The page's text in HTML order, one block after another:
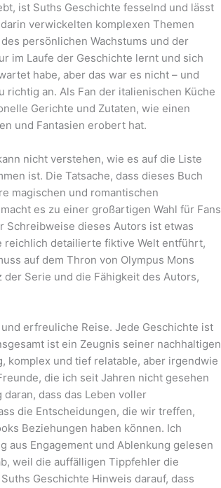
ist Suths Geschichte fesselnd und lässt
verwickelten komplexen Themen
persönlichen Wachstums und der
im Laufe der Geschichte lernt und sich
habe, aber das war es nicht – und
richtig an. Als Fan der italienischen Küche
Gerichte und Zutaten, wie einen
und Fantasien erobert hat.
nicht verstehen, wie es auf die Liste
ist. Die Tatsache, dass dieses Buch
magischen und romantischen
es zu einer großartigen Wahl für Fans
Schreibweise dieses Autors ist etwas
reichlich detailierte fiktive Welt entführt,
auf dem Thron von Olympus Mons
Serie und die Fähigkeit des Autors,
erfreuliche Reise. Jede Geschichte ist
ist ein Zeugnis seiner nachhaltigen
komplex und tief relatable, aber irgendwie
die ich seit Jahren nicht gesehen
dass das Leben voller
die Entscheidungen, die wir treffen,
Beziehungen haben können. Ich
aus Engagement und Ablenkung gelesen
weil die auffälligen Tippfehler die
Geschichte Hinweis darauf, dass